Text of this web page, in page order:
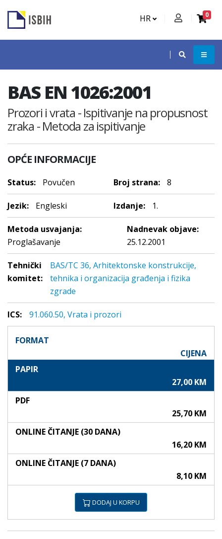
HR 0
BAS EN 1026:2001
Prozori i vrata - Ispitivanje na propusnost
zraka - Metoda za ispitivanje
OPĆE INFORMACIJE
Status: Povučen Broj strana: 8
Jezik: Engleski Izdanje: 1.
Metoda usvajanja:
Proglašavanje
Nadnevak objave:
25.12.2001
Tehnički
komitet:
BAS/TC 36, Arhitektonske konstrukcije,
tehnika i organizacija građenja i fizika
zgrade
ICS: 91.060.50, Vrata i prozori
FORMAT
CIJENA
PAPIR
27,00 KM
PDF
25,70 KM
ONLINE ČITANJE (30 DANA)
16,20 KM
ONLINE ČITANJE (7 DANA)
8,10 KM
DODAJ U KORPU